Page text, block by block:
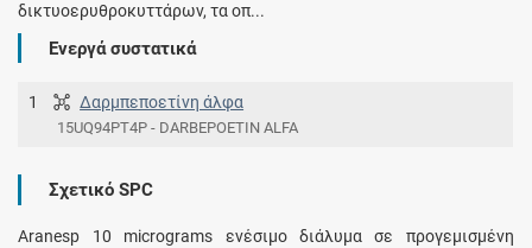
δικτυοερυθροκυττάρων, τα οπ...
Ενεργά συστατικά
1 Δαρμπεποετίνη άλφα
15UQ94PT4P - DARBEPOETIN ALFA
Σχετικό SPC
Aranesp 10 micrograms ενέσιμο διάλυμα σε προγεμισμένη